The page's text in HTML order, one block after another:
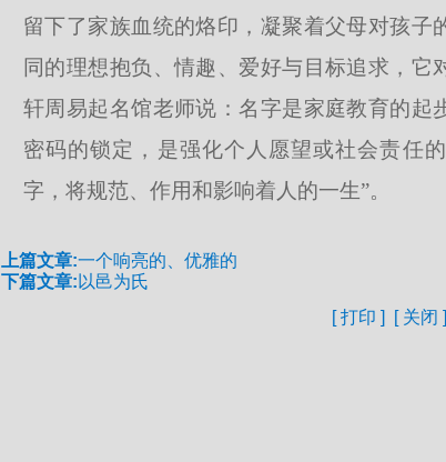
留下了家族血统的烙印，凝聚着父母对孩子
同的理想抱负、情趣、爱好与目标追求，它
轩周易起名馆老师说：名字是家庭教育的起
密码的锁定，是强化个人愿望或社会责任
字，将规范、作用和影响着人的一生”。
上篇文章:一个响亮的、优雅的
下篇文章: 以邑为氏
[打印 ] [ 关闭 ]